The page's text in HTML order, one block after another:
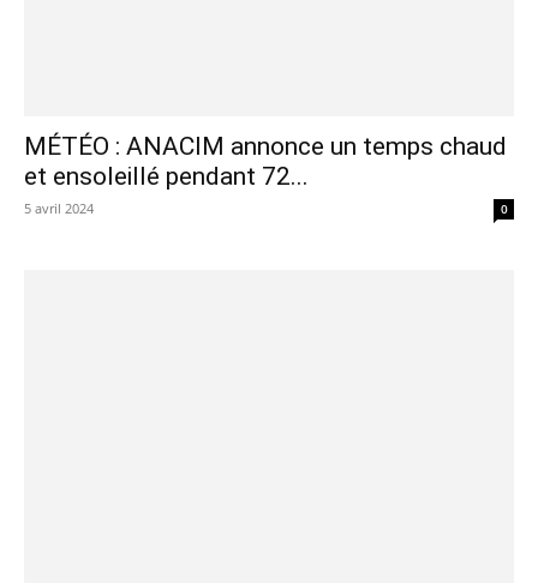
MÉTÉO : ANACIM annonce un temps chaud
et ensoleillé pendant 72...
5 avril 2024 0